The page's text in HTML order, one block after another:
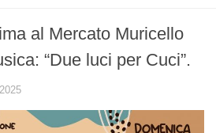
al Mercato Muricello
“Due luci per Cuci”.